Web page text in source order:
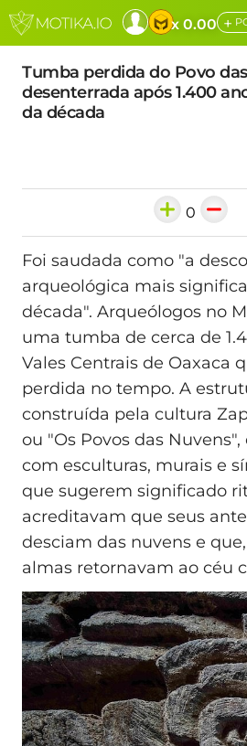
x 0.00 +
Tumba perdida do Povo
desenterrada após 1.400
da década
0
Foi saudada como "a
arqueológica mais
década". Arqueólogos no
uma tumba de cerca de
Vales Centrais de Oaxaca
perdida no tempo. A
construída pela cultura
ou "Os Povos das
com esculturas, murais e
que sugerem significado
acreditavam que seus
desciam das nuvens e
almas retornavam ao céu